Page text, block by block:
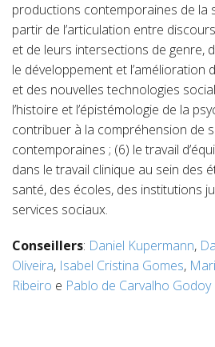
productions contemporaines de la
partir de l’articulation entre
et de leurs intersections de genre,
le développement et l’amélioration
et des nouvelles technologies
l’histoire et l’épistémologie de la
contribuer à la compréhension de
contemporaines ; (6) le travail
dans le travail clinique au sein des
santé, des écoles, des institutions
services sociaux.
Conseillers: Daniel Kupermann,
Oliveira, Isabel Cristina Gomes,
Ribeiro e Pablo de Carvalho